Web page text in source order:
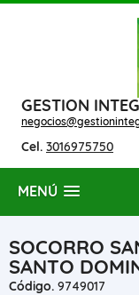
GESTION
Cel. 3016975750
MENÚ
SOCORRO
SANTO
Código. 9749017